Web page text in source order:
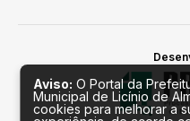
Aviso: O Portal da
Municipal de Licínio de
cookies para melhorar a